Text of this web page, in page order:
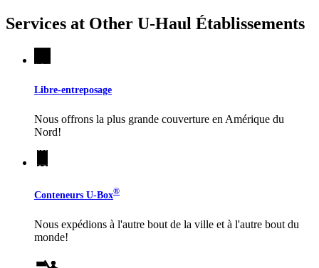
Services at Other U-Haul Établissements
Libre-entreposage
Nous offrons la plus grande couverture en Amérique du
Nord!
Conteneurs U-Box®
Nous expédions à l'autre bout de la ville et à l'autre bout du
monde!